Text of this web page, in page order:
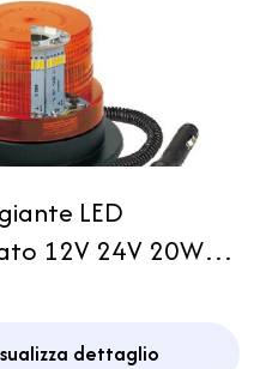
LED
12V 24V 20W
Trattore
dettaglio